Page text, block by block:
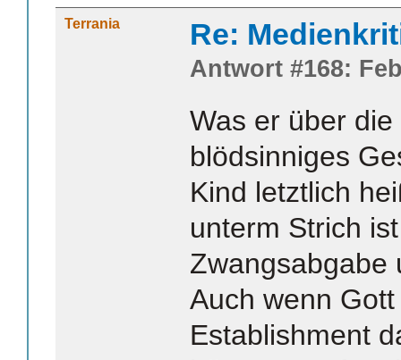
Terrania Re:
Antwort #168:
Was er über
blödsinniges
Kind letztlich
unterm Strich
Zwangsabgabe
Auch wenn
Establishment